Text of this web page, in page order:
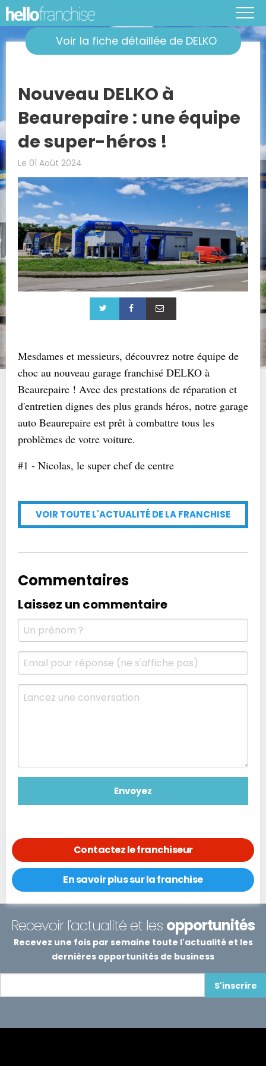
Voir la fiche détaillée de DELKO
Nouveau DELKO à
Beaurepaire : une équipe
de super-héros !
Le 01 Août 2024
Mesdames et messieurs, découvrez notre équipe de
choc au nouveau garage franchisé DELKO à
Beaurepaire ! Avec des prestations de réparation et
d'entretien dignes des plus grands héros, notre garage
auto Beaurepaire est prêt à combattre tous les
problèmes de votre voiture.
#1 - Nicolas, le super chef de centre
VOIR TOUTE L'ACTUALITÉ DE LA FRANCHISE
Commentaires
Laissez un commentaire
Contactez le franchiseur
En savoir plus sur la franchise
Recevoir l'actualité et les opportunités
Recevez une fois par semaine toute l'actualité et les
dernières opportunités de business
S'inscrire